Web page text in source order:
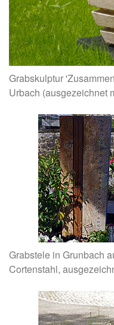
Grabskulptur
Urbach (ausgezeichnet
Grabstele in Grunbach
Cortenstahl,